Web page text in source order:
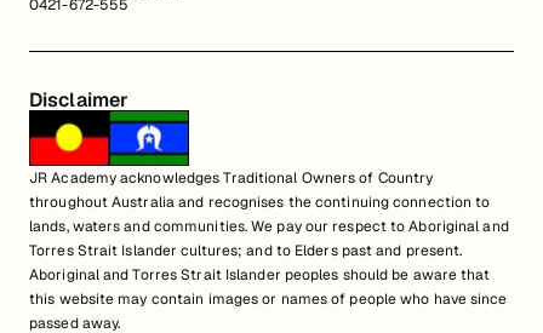
0421-672-555
Disclaimer
JR Academy acknowledges Traditional Owners of Country
throughout Australia and recognises the continuing connection to
lands, waters and communities. We pay our respect to Aboriginal and
Torres Strait Islander cultures; and to Elders past and present.
Aboriginal and Torres Strait Islander peoples should be aware that
this website may contain images or names of people who have since
passed away.